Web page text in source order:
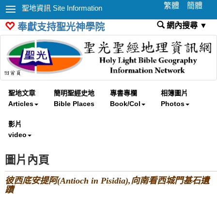
聖地資訊 Site Information 繁體 簡體
奉獻支持聖光神學院 網內搜尋 ▼
聖地文章
Articles
簡明聖經史地
Bible Places
專書專欄
Book/Col
相簿圖片
Photos
影片
video
圖片內頁
彼西底安提阿(Antioch in Pisidia),向南看西城門基石遺
蹟